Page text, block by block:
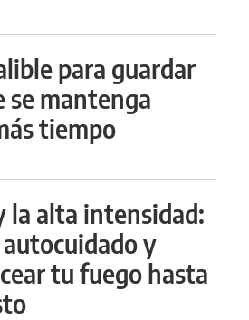
para guardar
se mantenga
tiempo
la alta intensidad:
y
tu fuego hasta